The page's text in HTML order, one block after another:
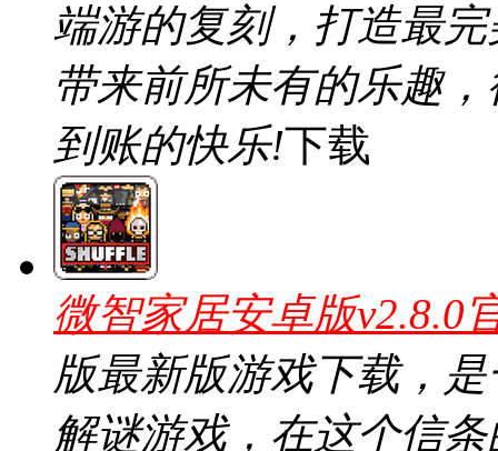
端游的复刻，打造最
带来前所未有的乐趣
到账的快乐!下载
微智家居安卓版v2.8.0
版最新版游戏下载，
解谜游戏，在这个信